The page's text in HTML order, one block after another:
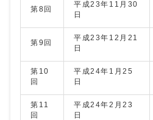
第8回
平成23年11月30
日
第9回
平成23年12月21
日
第10
回
平成24年1月25
日
第11
回
平成24年2月23
日